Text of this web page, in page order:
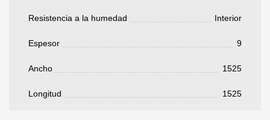
Resistencia a la humedad Interior
Espesor 9
Ancho 1525
Longitud 1525